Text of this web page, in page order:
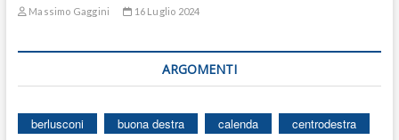
Massimo Gaggini 16 Luglio 2024
ARGOMENTI
berlusconi buona destra calenda
centrodestra